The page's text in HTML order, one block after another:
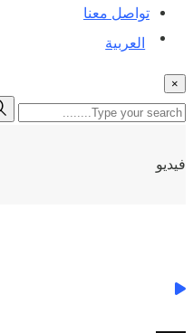
تواصل معنا
العربية
×
فيديو